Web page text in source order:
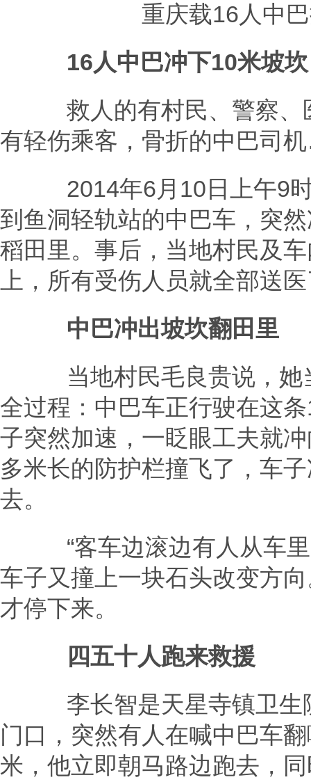
重庆载16人中巴
16人中巴冲下10米坡坎
救人的有村民、警察、
有轻伤乘客，骨折的中巴司
2014年6月10日上午9时
到鱼洞轻轨站的中巴车，突
稻田里。事后，当地村民及
上，所有受伤人员就全部送
中巴冲出坡坎翻田里
当地村民毛良贵说，她
全过程：中巴车正行驶在这
子突然加速，一眨眼工夫就
多米长的防护栏撞飞了，车
去。
“客车边滚边有人从车里
车子又撞上一块石头改变方
才停下来。
四五十人跑来救援
李长智是天星寺镇卫生
门口，突然有人在喊中巴车
米，他立即朝马路边跑去，